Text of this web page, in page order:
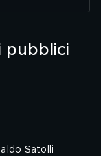
pubblici
Satolli